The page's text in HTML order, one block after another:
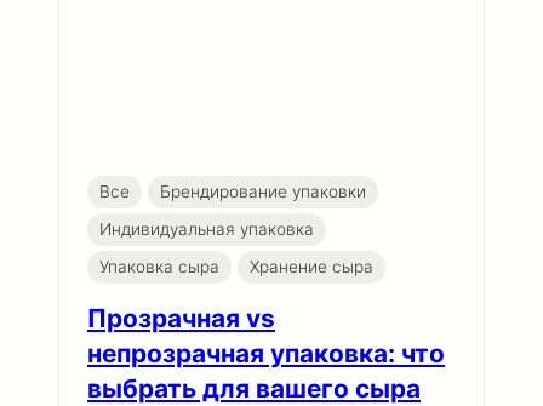
Все
Брендирование упаковки
Индивидуальная упаковка
Упаковка сыра
Хранение сыра
Прозрачная vs
непрозрачная упаковка: что
выбрать для вашего сыра